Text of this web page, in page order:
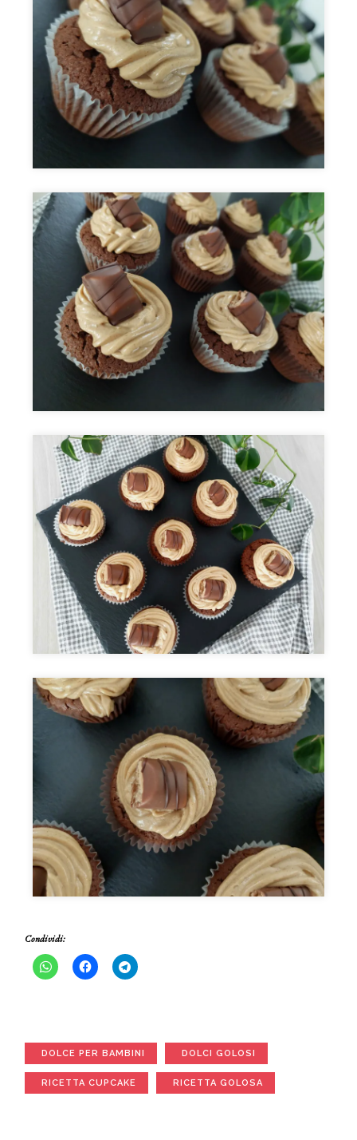
Condividi:
DOLCE PER BAMBINI DOLCI GOLOSI
RICETTA CUPCAKE RICETTA GOLOSA